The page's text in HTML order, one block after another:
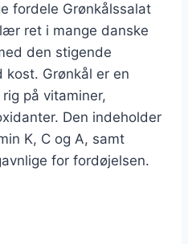
fordele Grønkålssalat
ret i mange danske
den stigende
kost. Grønkål er en
på vitaminer,
Den indeholder
K, C og A, samt
for fordøjelsen.